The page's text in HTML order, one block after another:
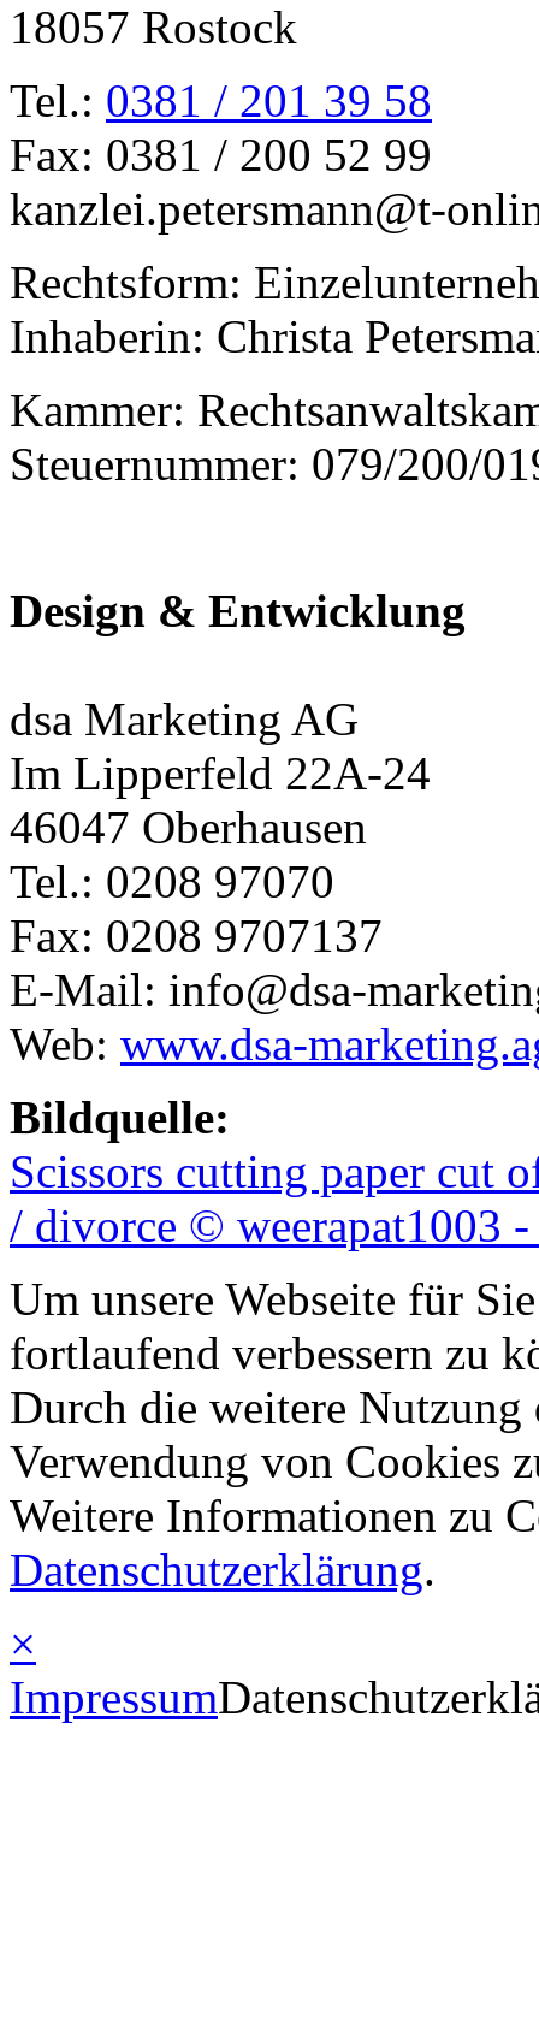
18057 Rostock
Tel.: 0381 / 201 39 58
Fax: 0381 / 200 52 99
kanzlei.petersmann@t-
Rechtsform:
Inhaberin: Christa
Kammer:
Steuernummer: 079/200/
Design & Entwicklung
dsa Marketing AG
Im Lipperfeld 22A-24
46047 Oberhausen
Tel.: 0208 97070
Fax: 0208 9707137
E-Mail: info@dsa-
Web: www.dsa-
Bildquelle:
Scissors cutting paper cut
/ divorce © weerapat1003
Um unsere Webseite für
fortlaufend verbessern zu
Durch die weitere Nutzung
Verwendung von Cookies
Weitere Informationen zu
Datenschutzerklärung.
×
Impressum